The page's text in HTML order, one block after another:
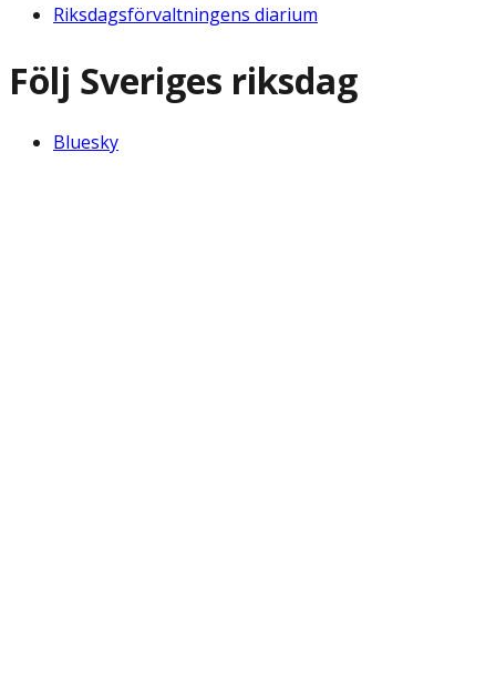
Riksdagsförvaltningens diarium
Följ Sveriges riksdag
Bluesky